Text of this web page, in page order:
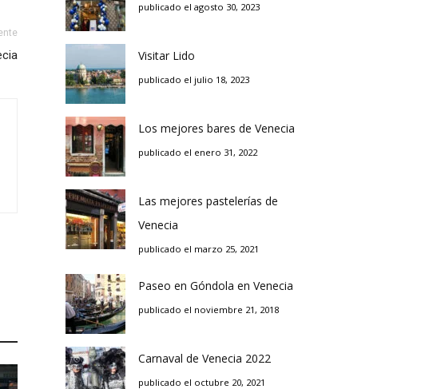
publicado el agosto 30, 2023
Visitar Lido
publicado el julio 18, 2023
Los mejores bares de Venecia
publicado el enero 31, 2022
Las mejores pastelerías de
Venecia
publicado el marzo 25, 2021
Paseo en Góndola en Venecia
publicado el noviembre 21, 2018
Carnaval de Venecia 2022
publicado el octubre 20, 2021